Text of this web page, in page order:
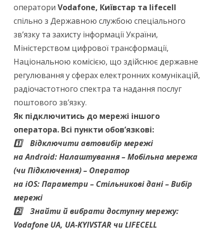
оператори Vodafone, Київстар та lifecell
спільно з Державною службою спеціального
зв’язку та захисту інформації України,
Міністерством цифрової трансформації,
Національною комісією, що здійснює державне
регулювання у сферах електронних комунікацій,
радіочастотного спектра та надання послуг
поштового зв’язку.
Як підключитись до мережі іншого
оператора. Всі пункти обов’язкові:
1️Відключити автовибір мережі
на Android: Налаштування – Мобільна мережа
(чи Підключення) – Оператор
на iOS: Параметри – Стільникові дані – Вибір
мережі
2️Знайти й вибрати доступну мережу:
Vodafone UA, UA-KYIVSTAR чи LIFECELL